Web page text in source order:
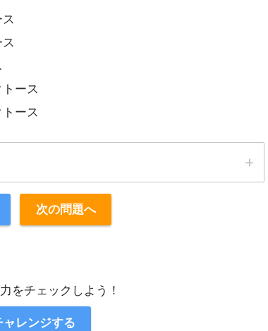
ース
ース
次の問題へ
をチェックしよう！
ャレンジする